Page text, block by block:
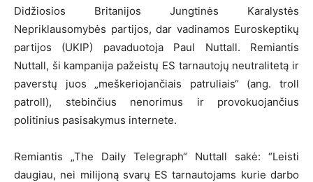
Didžiosios Britanijos Jungtinės Karalystės
Nepriklausomybės partijos, dar vadinamos Euroskeptikų
partijos (UKIP) pavaduotoja Paul Nuttall. Remiantis
Nuttall, ši kampanija pažeistų ES tarnautojų neutralitetą ir
paverstų juos „meškeriojančiais patruliais“ (ang. troll
patroll), stebinčius nenorimus ir provokuojančius
politinius pasisakymus internete.
Remiantis „The Daily Telegraph“ Nuttall sakė: “Leisti
daugiau, nei milijoną svarų ES tarnautojams kurie darbo